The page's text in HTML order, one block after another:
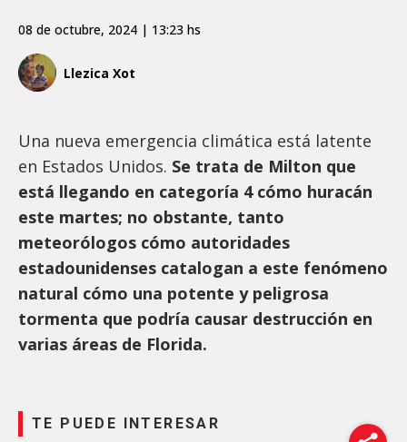
Llezica Xot
08 de octubre, 2024 | 13:23 hs
Una nueva emergencia climática está latente
en Estados Unidos. Se trata de Milton que
está llegando en categoría 4 cómo huracán
este martes; no obstante, tanto
meteorólogos cómo autoridades
estadounidenses catalogan a este fenómeno
natural cómo una potente y peligrosa
tormenta que podría causar destrucción en
varias áreas de Florida.
TE PUEDE INTERESAR